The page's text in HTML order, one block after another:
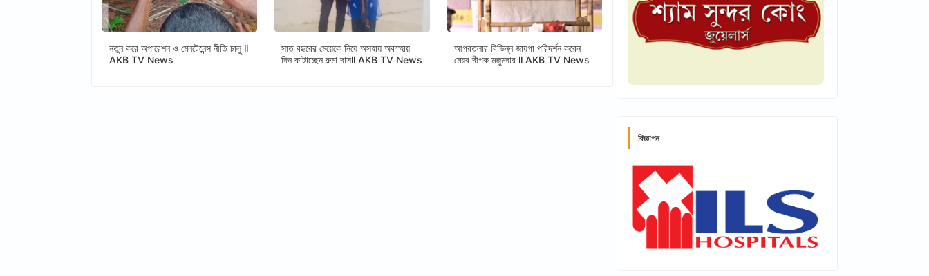
নতুন করে অপারেশন ও মেনটেনেন্স নীতি চালু ll
AKB TV News
সাত বছরের মেয়েকে নিয়ে অসহায় অবস্হায়
দিন কাটাচ্ছেন রুমা দাসll AKB TV News
আগরতলার বিভিন্ন জায়গা পরিদর্শন করেন
মেয়র দীপক মজুমদার ll AKB TV News
বিজ্ঞাপন